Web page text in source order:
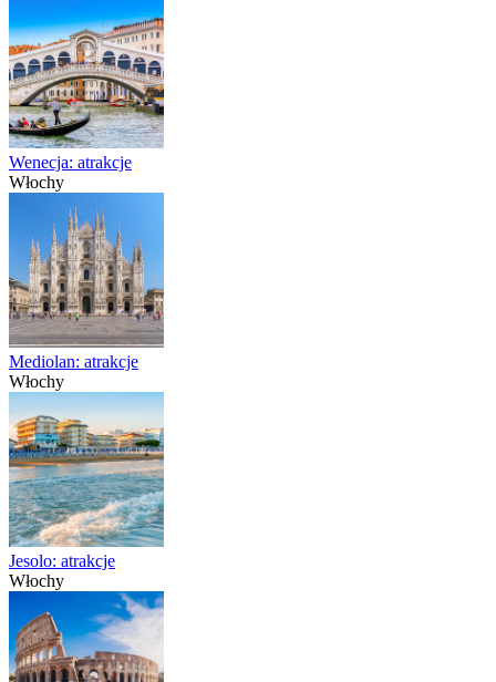
Wenecja: atrakcje
Włochy
Mediolan: atrakcje
Włochy
Jesolo: atrakcje
Włochy